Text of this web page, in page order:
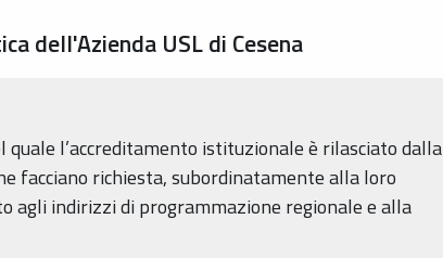
dell'Azienda USL di Cesena
quale l’accreditamento istituzionale è rilasciato dalla
facciano richiesta, subordinatamente alla loro
indirizzi di programmazione regionale e alla